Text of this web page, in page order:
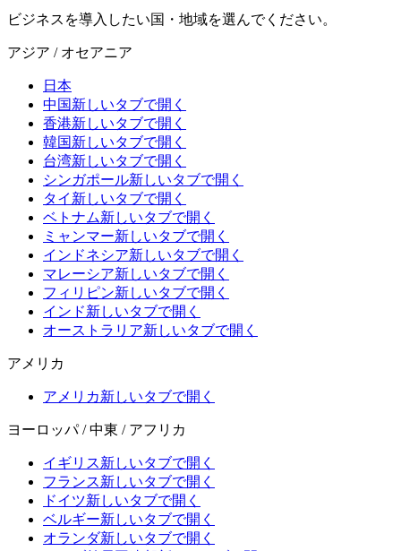
ビジネスを導入したい国・地域を選んでください。
アジア / オセアニア
日本
中国新しいタブで開く
香港新しいタブで開く
韓国新しいタブで開く
台湾新しいタブで開く
シンガポール新しいタブで開く
タイ 新しいタブで開く
ベトナム新しいタブで開く
ミャンマー新しいタブで開く
インドネシア新しいタブで開く
マレーシア新しいタブで開く
フィリピン新しいタブで開く
インド新しいタブで開く
オーストラリア新しいタブで開く
アメリカ
アメリカ新しいタブで開く
ヨーロッパ / 中東 / アフリカ
イギリス新しいタブで開く
フランス新しいタブで開く
ドイツ新しいタブで開く
ベルギー新しいタブで開く
オランダ新しいタブで開く